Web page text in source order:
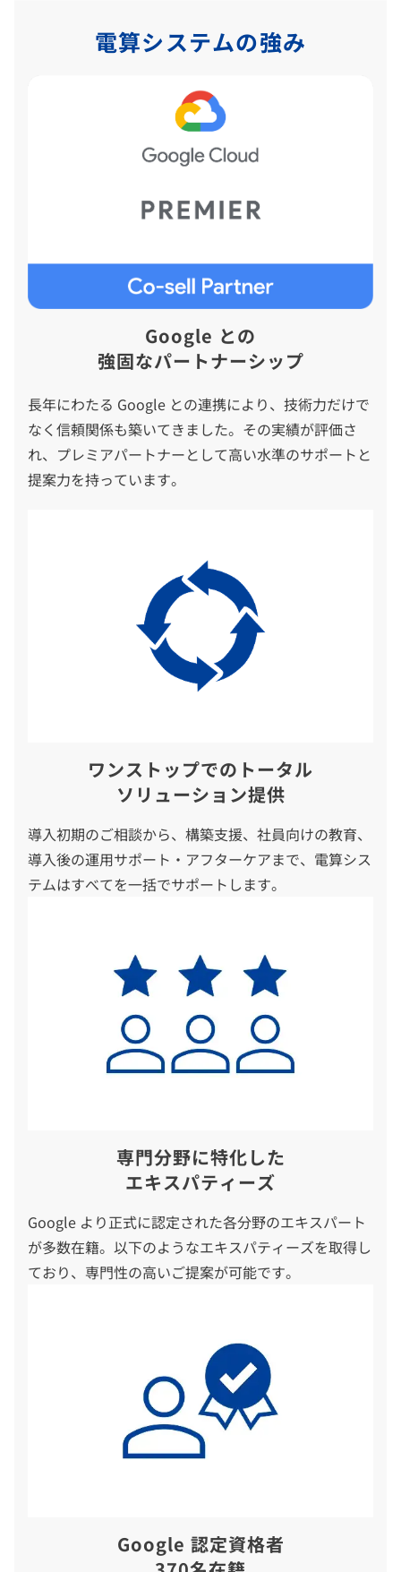
電算システムの強み
Google との
強固なパートナーシップ
長年にわたる Google との連携により、技術力だけで
なく信頼関係も築いてきました。その実績が評価さ
れ、プレミアパートナーとして高い水準のサポートと
提案力を持っています。
ワンストップでのトータル
ソリューション提供
導入初期のご相談から、構築支援、社員向けの教育、
導入後の運用サポート・アフターケアまで、電算シス
テムはすべてを一括でサポートします。
専門分野に特化した
エキスパティーズ
Google より正式に認定された各分野のエキスパート
が多数在籍。以下のようなエキスパティーズを取得し
ており、専門性の高いご提案が可能です。
Google 認定資格者